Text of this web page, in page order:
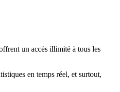
un accès illimité à tous les
en temps réel, et surtout,